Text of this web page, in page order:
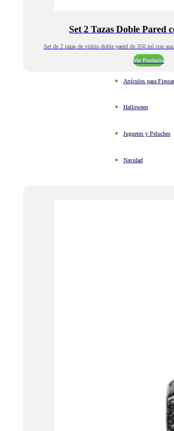
Set 2 Tazas Doble Pared
Set de 2 tazas de vidrio doble pared de 350 ml con
Ver Producto
Artículos para Fiestas
Halloween
Juguetes y Peluches
Navidad